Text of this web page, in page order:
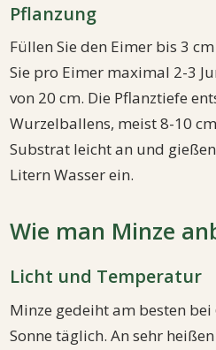
Pflanzung
Füllen Sie den Eimer bis 3
Sie pro Eimer maximal 2-3
von 20 cm. Die Pflanztiefe
Wurzelballens, meist 8-10
Substrat leicht an und
Litern Wasser ein.
Wie man Minze
Licht und Temperatur
Minze gedeiht am besten
Sonne täglich. An sehr